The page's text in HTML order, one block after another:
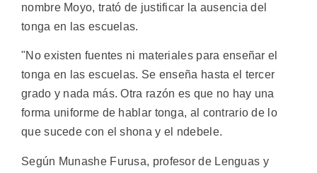
nombre Moyo, trató de justificar la ausencia del
tonga en las escuelas.
"No existen fuentes ni materiales para enseñar el
tonga en las escuelas. Se enseña hasta el tercer
grado y nada más. Otra razón es que no hay una
forma uniforme de hablar tonga, al contrario de lo
que sucede con el shona y el ndebele.
Según Munashe Furusa, profesor de Lenguas y